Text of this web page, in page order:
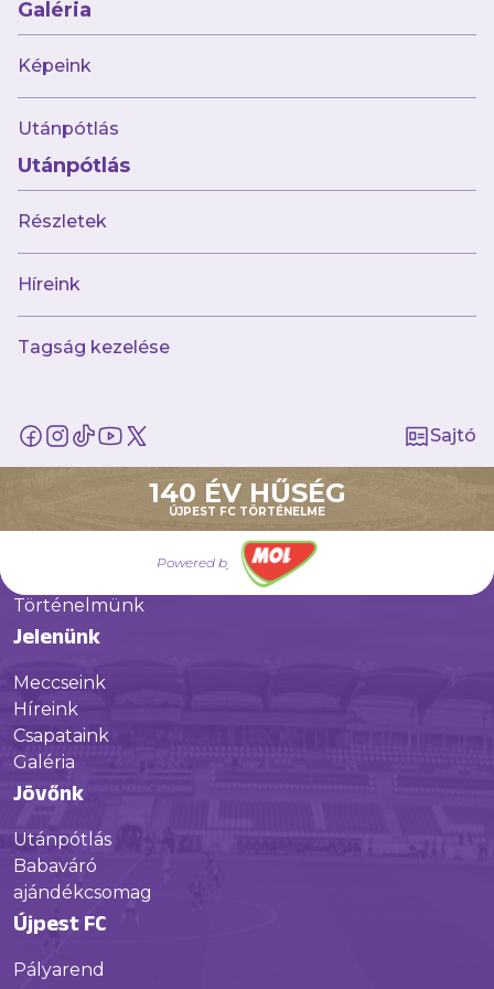
Galéria
Képeink
Utánpótlás
Utánpótlás
Részletek
Híreink
Tagság kezelése
Sajtó
140 ÉV HŰSÉG
ÚJPEST FC TÖRTÉNELME
Powered by
augusztus 2.
Történelmünk
Jelenünk
Meccseink
Híreink
Csapataink
Galéria
Jövőnk
Utánpótlás
Babaváró
ajándékcsomag
Újpest FC
Pályarend